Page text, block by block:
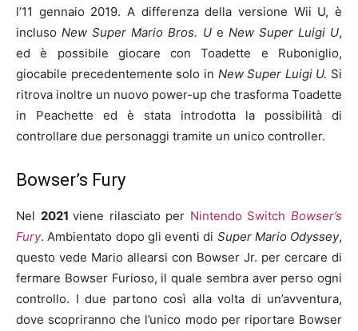
l’11 gennaio 2019. A differenza della versione Wii U, è
inclusoNew Super Mario Bros. Ue New Super Luigi U,
ed è possibile giocare con Toadette e Ruboniglio,
giocabile precedentemente solo in New Super Luigi U. Si
ritrova inoltre un nuovo power-up che trasforma Toadette
in Peachette ed è stata introdotta la possibilità di
controllare due personaggi tramite un unico controller.
Bowser’s Fury
Nel 2021viene rilasciato per Nintendo Switch Bowser’s
Fury. Ambientato dopo gli eventi di Super Mario Odyssey,
questo vede Mario allearsi con Bowser Jr. per cercare di
fermare Bowser Furioso, il quale sembra aver perso ogni
controllo. I due partono così alla volta di un’avventura,
dove scopriranno che l’unico modo per riportare Bowser